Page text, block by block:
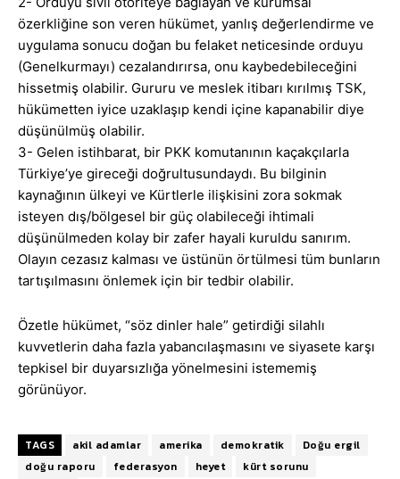
özerkliğine son veren hükümet, yanlış değerlendirme ve
uygulama sonucu doğan bu felaket neticesinde orduyu
(Genelkurmayı) cezalandırırsa, onu kaybedebileceğini
hissetmiş olabilir. Gururu ve meslek itibarı kırılmış TSK,
hükümetten iyice uzaklaşıp kendi içine kapanabilir diye
düşünülmüş olabilir.
3- Gelen istihbarat, bir PKK komutanının kaçakçılarla
Türkiye’ye gireceği doğrultusundaydı. Bu bilginin
kaynağının ülkeyi ve Kürtlerle ilişkisini zora sokmak
isteyen dış/bölgesel bir güç olabileceği ihtimali
düşünülmeden kolay bir zafer hayali kuruldu sanırım.
Olayın cezasız kalması ve üstünün örtülmesi tüm bunların
tartışılmasını önlemek için bir tedbir olabilir.
Özetle hükümet, “söz dinler hale” getirdiği silahlı
kuvvetlerin daha fazla yabancılaşmasını ve siyasete karşı
tepkisel bir duyarsızlığa yönelmesini istememiş
görünüyor.
TAGS akil adamlar amerika demokratik
Doğu ergil
doğu raporu
federasyon heyet
kürt sorunu